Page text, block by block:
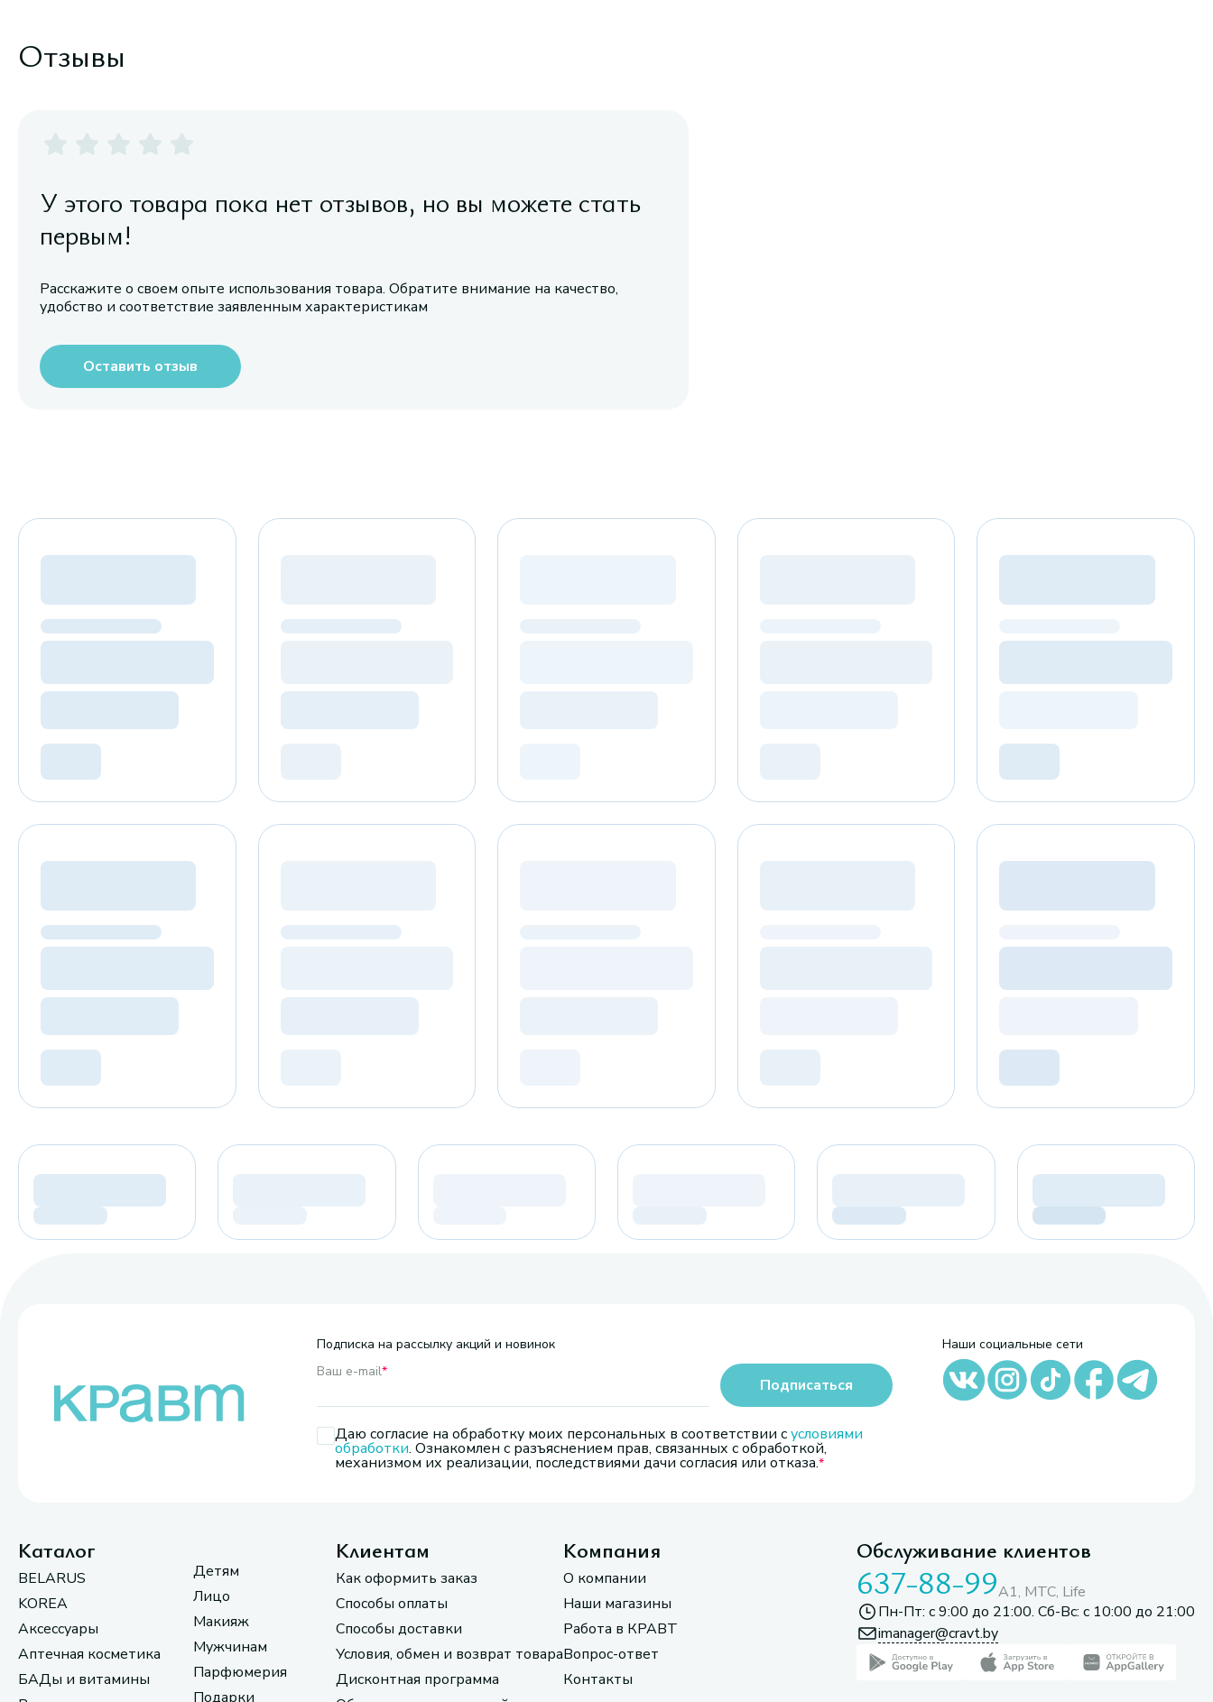
Отзывы
У этого товара пока нет отзывов, но вы можете стать
первым!
Расскажите о своем опыте использования товара. Обратите внимание на качество,
удобство и соответствие заявленным характеристикам
Оставить отзыв
Подписка на рассылку акций и новинок
Ваш e-mail*
Даю согласие на обработку моих персональных в соответствии сусловиями
обработки. Ознакомлен с разъяснением прав, связанных с обработкой,
механизмом их реализации, последствиями дачи согласия или отказа.
Подписаться
Наши социальные сети
Каталог
BELARUS
KOREA
Аксессуары
Аптечная косметика
БАДы и витамины
Детям
Лицо
Макияж
Мужчинам
Парфюмерия
Подарки
Клиентам
Как оформить заказ
Способы оплаты
Способы доставки
Условия, обмен и возврат товара
Дисконтная программа
Компания
О компании
Наши магазины
Работа в КРАВТ
Вопрос-ответ
Контакты
Обслуживание клиентов
637-88-99A1, МТС, Life
Пн-Пт: с 9:00 до 21:00. Сб-Вс: с 10:00 до 21:00
imanager@cravt.by